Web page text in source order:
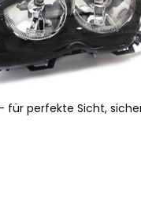
für perfekte Sicht,